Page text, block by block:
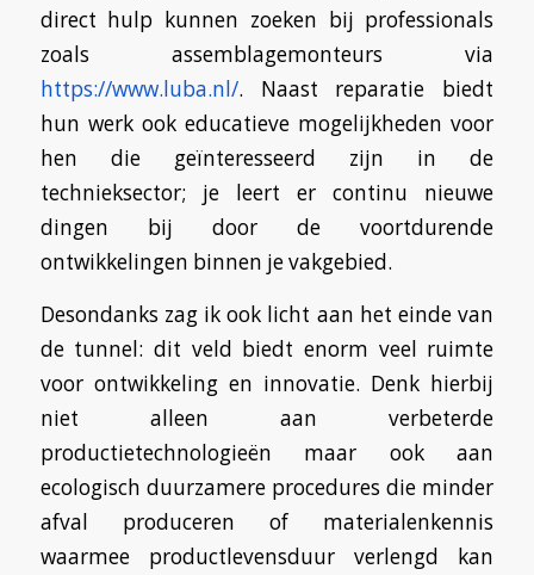
direct hulp kunnen zoeken bij professionals
zoals assemblagemonteurs via
https://www.luba.nl/. Naast reparatie biedt
hun werk ook educatieve mogelijkheden voor
hen die geïnteresseerd zijn in de
technieksector; je leert er continu nieuwe
dingen bij door de voortdurende
ontwikkelingen binnen je vakgebied.
Desondanks zag ik ook licht aan het einde van
de tunnel: dit veld biedt enorm veel ruimte
voor ontwikkeling en innovatie. Denk hierbij
niet alleen aan verbeterde
productietechnologieën maar ook aan
ecologisch duurzamere procedures die minder
afval produceren of materialenkennis
waarmee productlevensduur verlengd kan